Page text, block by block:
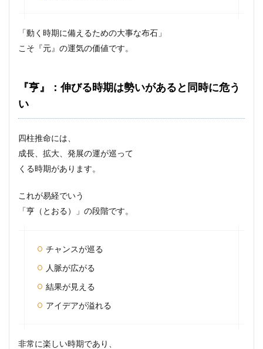
「動く時期に備えるための大事な布石」
こそ『元』の運気の価値です。
『亨』：伸びる時期は勢いがあると同時に危う
い
四柱推命には、
成長、拡大、発展の運が巡って
くる時期があります。
これが易経でいう
「亨（とおる）」の段階です。
チャンスが巡る
人脈が広がる
結果が見える
アイデアが溢れる
非常に楽しい時期であり、